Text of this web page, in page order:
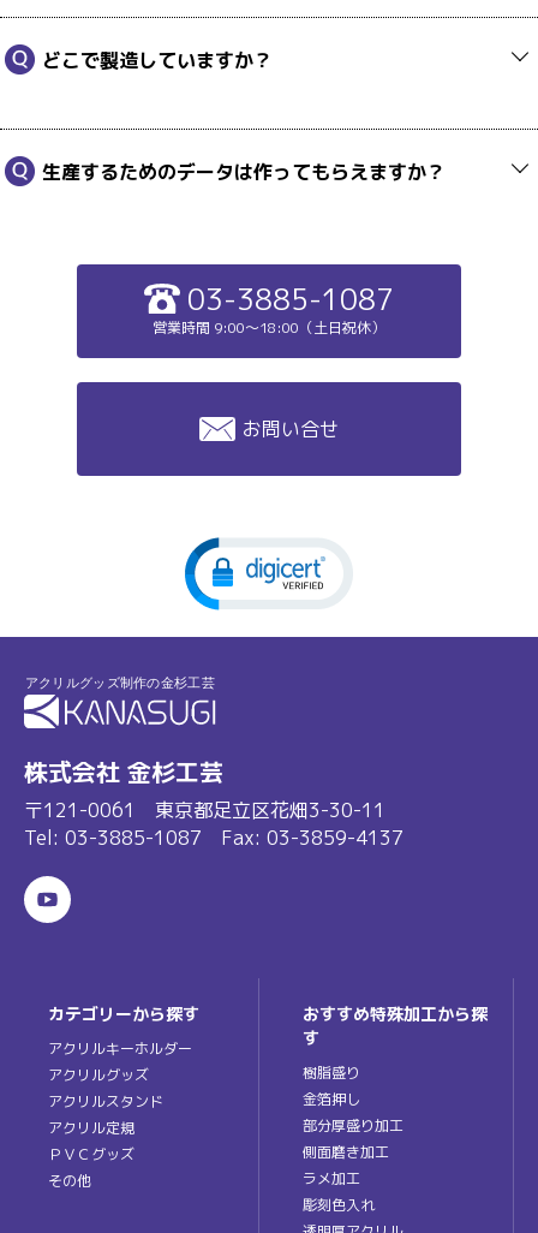
どこで製造していますか？
生産するためのデータは作ってもらえますか？
03-3885-1087
営業時間 9:00～18:00（土日祝休）
お問い合せ
株式会社 金杉工芸
〒121-0061 東京都足立区花畑3-30-11
Tel: 03-3885-1087 Fax: 03-3859-4137
カテゴリーから探す
アクリルキーホルダー
アクリルグッズ
アクリルスタンド
アクリル定規
ＰＶＣグッズ
その他
おすすめ特殊加工から探
す
樹脂盛り
金箔押し
部分厚盛り加工
側面磨き加工
ラメ加工
彫刻色入れ